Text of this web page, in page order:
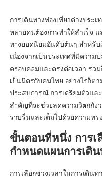
การเดินทางท่องเที่ยวต่างประ
หลายคนต้องการทำให้สำเร็จ
ทางยอดนิยมอันดับต้นๆ สำหรับ
เนื่องจากเป็นประเทศที่มีควา
ครอบคลุมและตรงต่อเวลา ร
เป็นมิตรกับคนไทย อย่างไรก็ต
ประสบการณ์ การเตรียมตัวแล
สำคัญที่จะช่วยลดความวิตกกัง
ราบรื่นและเต็มไปด้วยความทร
ขั้นตอนที่หนึ่ง การเ
กำหนดแผนการเดิ
การเลือกช่วงเวลาในการเดิน